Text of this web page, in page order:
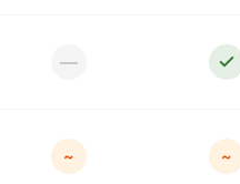
—
~ ~